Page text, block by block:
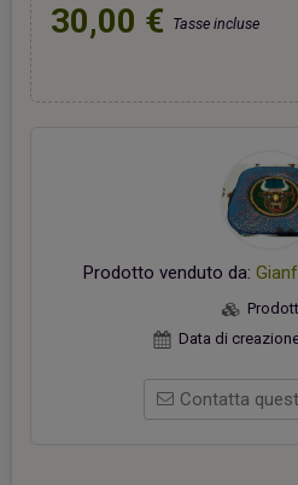
30,00 € Tasse incluse
Prodotto venduto da:
Data di
Contatta